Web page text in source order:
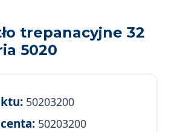
trepanacyjne 32
5020
50203200
50203200